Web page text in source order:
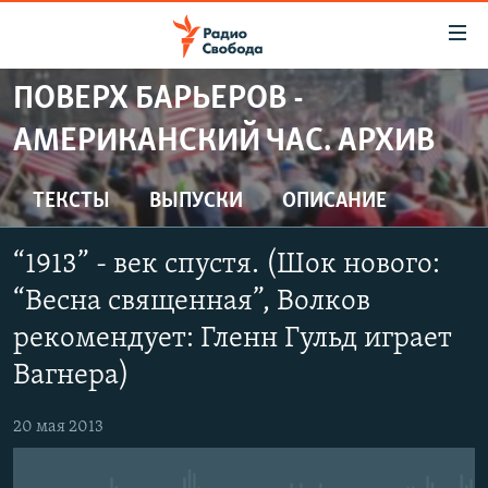
упрощенного
доступа
Вернуться
к
основному
Вернутся
навигации
Вернутся
поиску
ПРОГРАММЫ
ПОДКАСТЫ
АВТОРСКИЕ ПРОЕКТЫ
ЦИТАТЫ СВОБОДЫ
МНЕНИЯ
КУЛЬТУРА
IDEL.РЕАЛИИ
КАВКАЗ.РЕАЛИИ
СЕВЕР.РЕАЛИИ
ПОВЕРХ БАРЬЕРОВ -
АМЕРИКАНСКИЙ ЧАС. АРХИВ
ТЕКСТЫ ВЫПУСКИ ОПИСАНИЕ
“1913” - век спустя. (Шок нового:
“Весна священная”, Волков
рекомендует: Гленн Гульд играет
Вагнера)
20 мая 2013